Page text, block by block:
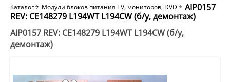
Каталог Модули блоков питания TV, мониторов, DVD
AIP0157
REV: CE148279 L194WT L194CW (б/у, демонтаж)
AIP0157 REV: CE148279 L194WT L194CW (б/у,
демонтаж)